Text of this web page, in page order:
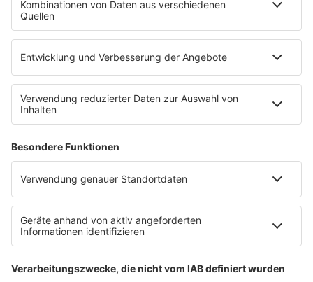
SHOP
RADIO BOB!
Impressum
Kontakt
myBOB App
BOB-Plakate & Aufkleber bestellen
Datenschutz
Datenschutzeinstellungen
Teilnahmebedingungen
RADIO BOB! auf radioplayer.de
Partner
Wacken Radio by RADIO BOB!